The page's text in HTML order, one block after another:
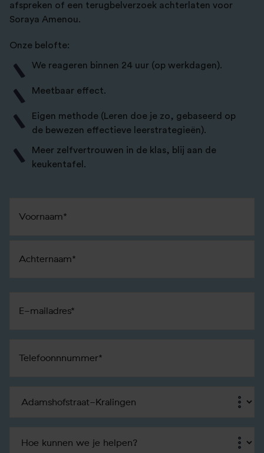
afspreken of een terugbelverzoek achterlaten voor
Soraya Amenou.
Onze belofte:
We reageren binnen 24 uur (op werkdagen).
Meetbaar effect.
Eigen methode (Leren doe je zo, gebaseerd op
de bewezen effectieve leerstrategieën).
Meer zelfvertrouwen in de klas, blij aan de
keukentafel.
mailadres